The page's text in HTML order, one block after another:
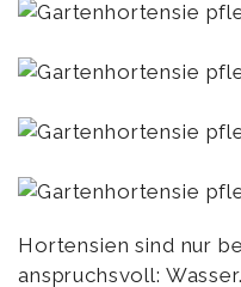
Hortensien sind nur
anspruchsvoll: